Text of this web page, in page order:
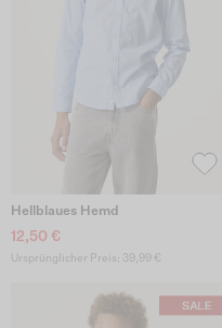
Hellblaues Hemd
12,50 €
Ursprünglicher Preis: 39,99 €